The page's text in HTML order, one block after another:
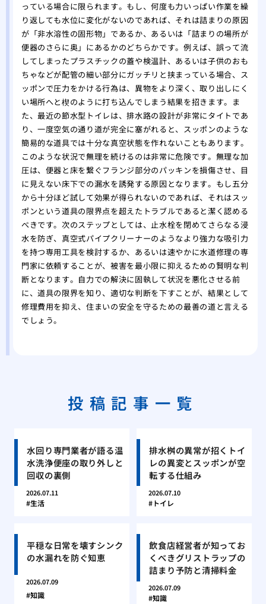
っている場合に限られます。もし、何度も力いっぱい作業を繰
り返しても水位に変化がないのであれば、それは詰まりの原因
が「非水溶性の固形物」であるか、あるいは「詰まりの場所が
便器のさらに奥」にあるかのどちらかです。例えば、誤って流
してしまったプラスチックの蓋や検温計、あるいは子供のおも
ちゃなどが配管の細い部分にガッチリと挟まっている場合、ス
ッポンで圧力をかける行為は、異物をより深く、取り出しにく
い場所へと楔のように打ち込んでしまう結果を招きます。ま
た、最近の節水型トイレは、排水路の設計が非常にタイトであ
り、一度空気の通り道が完全に塞がれると、スッポンのような
簡易的な道具では十分な真空状態を作れないこともあります。
このような状況で無理を続けるのは非常に危険です。無理な加
圧は、便器と床を繋ぐフランジ部分のパッキンを損傷させ、目
に見えない床下での漏水を誘発する原因となります。もし五分
から十分ほど試して効果が得られないのであれば、それはスッ
ポンという道具の限界点を超えたトラブルであると潔く認める
べきです。次のステップとしては、止水栓を閉めてさらなる浸
水を防ぎ、真空式パイプクリーナーのようなより強力な吸引力
を持つ専用工具を検討するか、あるいは速やかに水道修理の専
門家に依頼することが、被害を最小限に抑えるための賢明な判
断となります。自力での解決に固執して状況を悪化させる前
に、道具の限界を知り、適切な判断を下すことが、結果として
修理費用を抑え、住まいの安全を守るための最善の道と言える
でしょう。
投稿記事一覧
水回り専門業者が語る温
水洗浄便座の取り外しと
回収の裏側
2026.07.11
生活
排水桝の異常が招くトイ
レの異変とスッポンが空
転する仕組み
2026.07.10
トイレ
平穏な日常を壊すシンク
の水漏れを防ぐ知恵
2026.07.09
知識
飲食店経営者が知ってお
くべきグリストラップの
詰まり予防と清掃料金
2026.07.09
知識